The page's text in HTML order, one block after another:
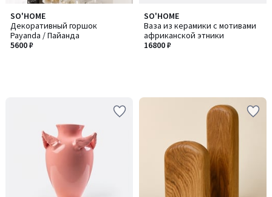
SO'HOME
Декоративный горшок
Payanda / Пайанда
5600 ₽
SO'HOME
Ваза из керамики с мотивами
африканской этники
16800 ₽